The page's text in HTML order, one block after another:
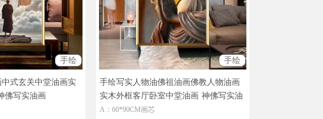
手绘
式玄关中堂油画实
佛写实油画
手绘
手绘写实人物油佛祖油画佛教人物油画
实木外框客厅卧室中堂油画 神佛写实油
画
A：60*90CM画芯